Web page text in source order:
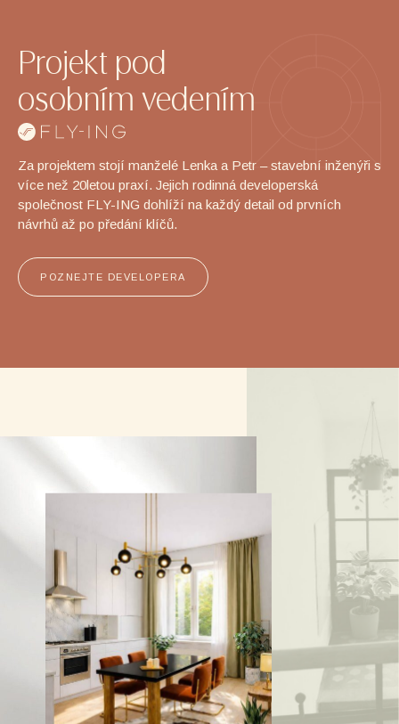
Projekt pod
osobním vedením
Za projektem stojí manželé Lenka a Petr – stavební inženýři s
více než 20letou praxí. Jejich rodinná developerská
společnost FLY-ING dohlíží na každý detail od prvních
návrhů až po předání klíčů.
POZNEJTE DEVELOPERA